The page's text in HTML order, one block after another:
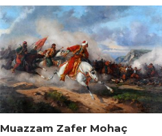
Muazzam Zafer Mohaç